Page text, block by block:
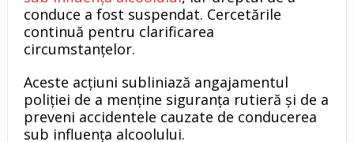
conduce a fost suspendat. Cercetările
continuă pentru clarificarea
circumstanțelor.
Aceste acțiuni subliniază angajamentul
poliției de a menține siguranța rutieră și de a
preveni accidentele cauzate de conducerea
sub influența alcoolului.